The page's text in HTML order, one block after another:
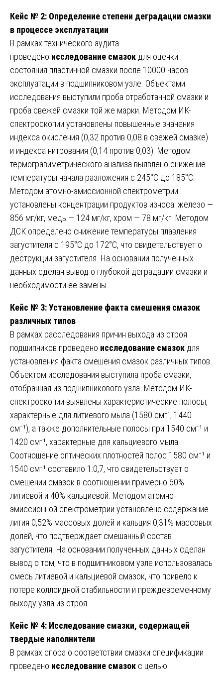
Кейс № 2: Определение степени деградации смазки
в процессе эксплуатации
В рамках технического аудита
проведено исследование смазок для оценки
состояния пластичной смазки после 10000 часов
эксплуатации в подшипниковом узле. Объектами
исследования выступили проба отработанной смазки и
проба свежей смазки той же марки. Методом ИК-
спектроскопии установлены повышенные значения
индекса окисления (0,32 против 0,08 в свежей смазке)
и индекса нитрования (0,14 против 0,03). Методом
термогравиметрического анализа выявлено снижение
температуры начала разложения с 245°C до 185°C.
Методом атомно-эмиссионной спектрометрии
установлены концентрации продуктов износа: железо —
856 мг/кг, медь — 124 мг/кг, хром — 78 мг/кг. Методом
ДСК определено снижение температуры плавления
загустителя с 195°C до 172°C, что свидетельствует о
деструкции загустителя. На основании полученных
данных сделан вывод о глубокой деградации смазки и
необходимости ее замены.
Кейс № 3: Установление факта смешения смазок
различных типов
В рамках расследования причин выхода из строя
подшипников проведено исследование смазок для
установления факта смешения смазок различных типов.
Объектом исследования выступила проба смазки,
отобранная из подшипникового узла. Методом ИК-
спектроскопии выявлены характеристические полосы,
характерные для литиевого мыла (1580 см⁻¹, 1440
см⁻¹), а также дополнительные полосы при 1540 см⁻¹ и
1420 см⁻¹, характерные для кальциевого мыла.
Соотношение оптических плотностей полос 1580 см⁻¹ и
1540 см⁻¹ составило 1:0,7, что свидетельствует о
смешении смазок в соотношении примерно 60%
литиевой и 40% кальциевой. Методом атомно-
эмиссионной спектрометрии установлено содержание
лития 0,52% массовых долей и кальция 0,31% массовых
долей, что подтверждает смешанный состав
загустителя. На основании полученных данных сделан
вывод о том, что в подшипниковом узле использовалась
смесь литиевой и кальциевой смазок, что привело к
потере коллоидной стабильности и преждевременному
выходу узла из строя.
Кейс № 4: Исследование смазки, содержащей
твердые наполнители
В рамках спора о соответствии смазки спецификации
проведено исследование смазок с целью